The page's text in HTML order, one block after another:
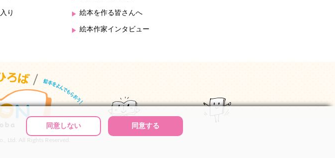
り 絵本を作る皆さんへ
絵本作家インタビュー
Ltd. All Rights Reserved.
同意しない 同意する